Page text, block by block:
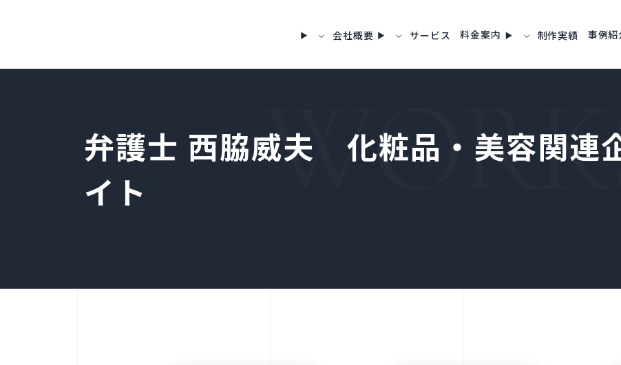
会社概要 サービス 料金案内 制作実績 事例紹
弁護士 西脇威夫 化粧品・美容関連
イト